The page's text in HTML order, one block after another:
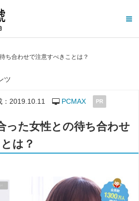
ち合わせで注意すべきことは？
ツ
2019.10.11 PCMAX PR
った女性との待ち合わせ
は？